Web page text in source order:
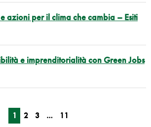
azioni per il clima che cambia – Esiti
e imprenditorialità con Green Jobs
1 2 3 … 11